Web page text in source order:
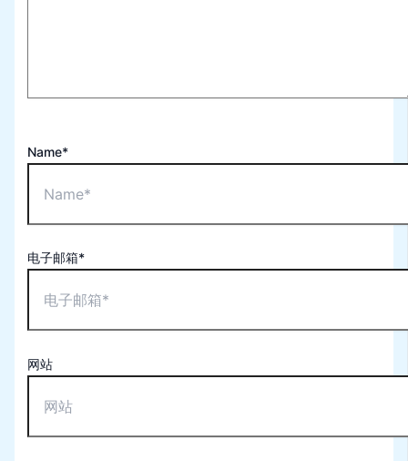
Name*
电子邮箱*
网站